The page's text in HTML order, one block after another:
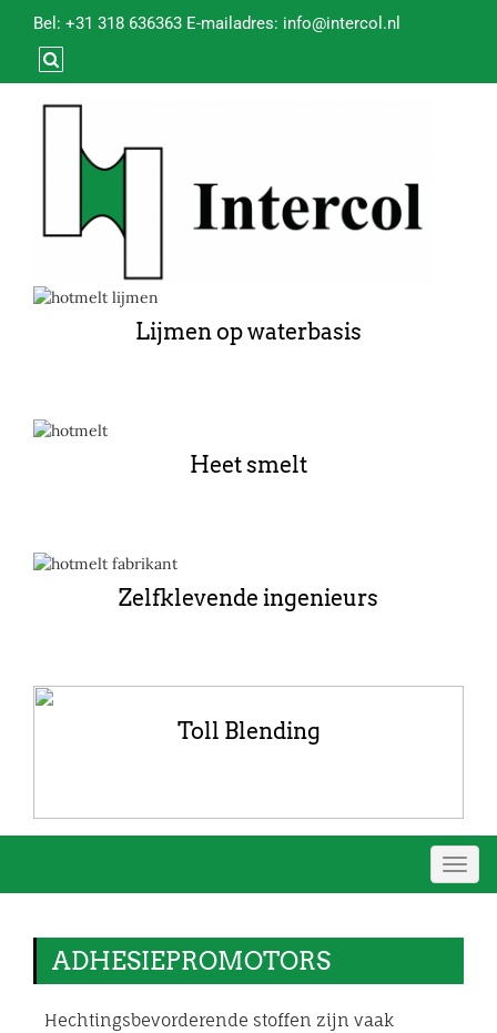
Bel: +31 318 636363 ​E-mailadres: info@intercol.nl
Lijmen op waterbasis
Heet smelt
Zelfklevende ingenieurs
Toll Blending
ADHESIEPROMOTORS
Hechtingsbevorderende stoffen zijn vaak